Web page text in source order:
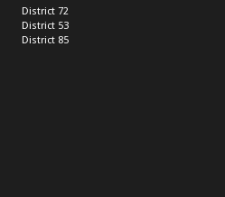
District 72
District 53
District 85